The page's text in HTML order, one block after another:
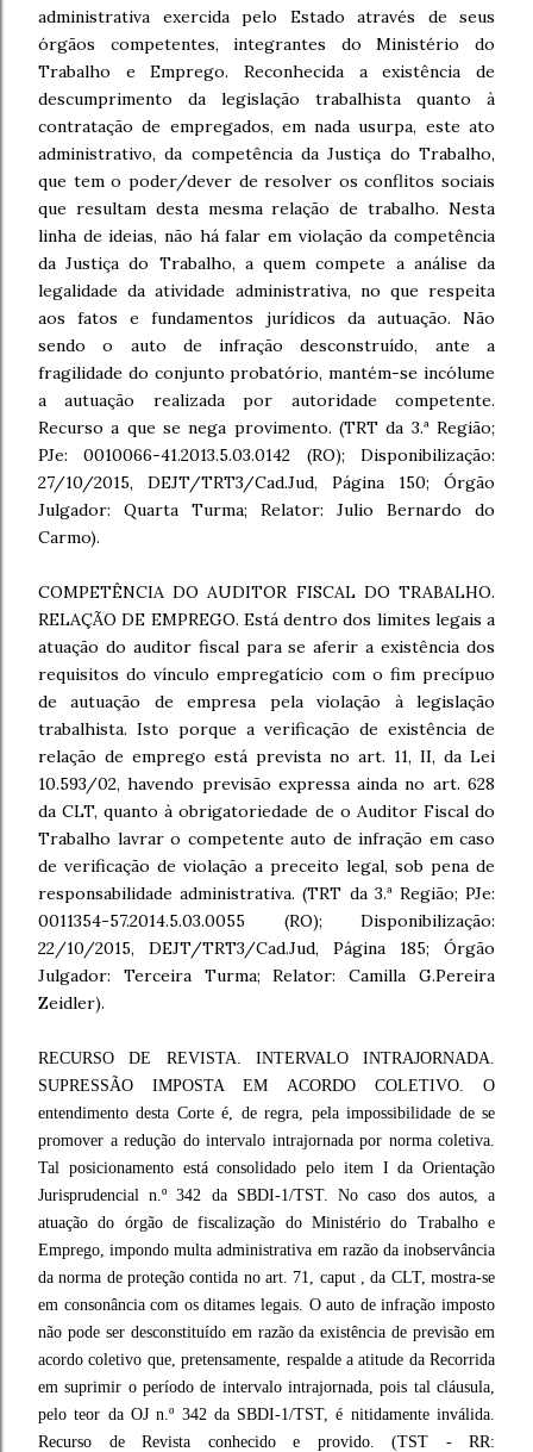
administrativa exercida pelo Estado através de seus
órgãos competentes, integrantes do Ministério do
Trabalho e Emprego. Reconhecida a existência de
descumprimento da legislação trabalhista quanto à
contratação de empregados, em nada usurpa, este ato
administrativo, da competência da Justiça do Trabalho,
que tem o poder/dever de resolver os conflitos sociais
que resultam desta mesma relação de trabalho. Nesta
linha de ideias, não há falar em violação da competência
da Justiça do Trabalho, a quem compete a análise da
legalidade da atividade administrativa, no que respeita
aos fatos e fundamentos jurídicos da autuação. Não
sendo o auto de infração desconstruído, ante a
fragilidade do conjunto probatório, mantém-se incólume
a autuação realizada por autoridade competente.
Recurso a que se nega provimento. (TRT da 3.ª Região;
PJe: 0010066-41.2013.5.03.0142 (RO); Disponibilização:
27/10/2015, DEJT/TRT3/Cad.Jud, Página 150; Órgão
Julgador: Quarta Turma; Relator: Julio Bernardo do
Carmo).
COMPETÊNCIA DO AUDITOR FISCAL DO TRABALHO.
RELAÇÃO DE EMPREGO. Está dentro dos limites legais a
atuação do auditor fiscal para se aferir a existência dos
requisitos do vínculo empregatício com o fim precípuo
de autuação de empresa pela violação à legislação
trabalhista. Isto porque a verificação de existência de
relação de emprego está prevista no art. 11, II, da Lei
10.593/02, havendo previsão expressa ainda no art. 628
da CLT, quanto à obrigatoriedade de o Auditor Fiscal do
Trabalho lavrar o competente auto de infração em caso
de verificação de violação a preceito legal, sob pena de
responsabilidade administrativa. (TRT da 3.ª Região; PJe:
0011354-57.2014.5.03.0055 (RO); Disponibilização:
22/10/2015, DEJT/TRT3/Cad.Jud, Página 185; Órgão
Julgador: Terceira Turma; Relator: Camilla G.Pereira
Zeidler).
RECURSO DE REVISTA. INTERVALO INTRAJORNADA.
SUPRESSÃO IMPOSTA EM ACORDO COLETIVO. O
entendimento desta Corte é, de regra, pela impossibilidade de se
promover a redução do intervalo intrajornada por norma coletiva.
Tal posicionamento está consolidado pelo item I da Orientação
Jurisprudencial n.º 342 da SBDI-1/TST. No caso dos autos, a
atuação do órgão de fiscalização do Ministério do Trabalho e
Emprego, impondo multa administrativa em razão da inobservância
da norma de proteção contida no art. 71, caput , da CLT, mostra-se
em consonância com os ditames legais. O auto de infração imposto
não pode ser desconstituído em razão da existência de previsão em
acordo coletivo que, pretensamente, respalde a atitude da Recorrida
em suprimir o período de intervalo intrajornada, pois tal cláusula,
pelo teor da OJ n.º 342 da SBDI-1/TST, é nitidamente inválida.
Recurso de Revista conhecido e provido. (TST - RR: